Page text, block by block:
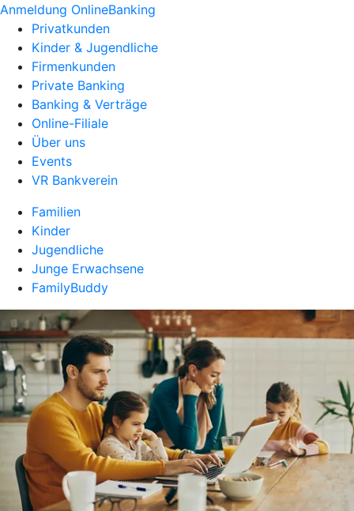
Anmeldung OnlineBanking
Privatkunden
Kinder & Jugendliche
Firmenkunden
Private Banking
Banking & Verträge
Online-Filiale
Über uns
Events
VR Bankverein
Familien
Kinder
Jugendliche
Junge Erwachsene
FamilyBuddy